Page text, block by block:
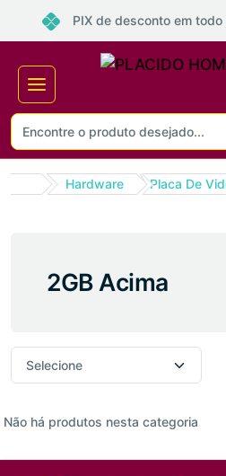
PIX de desconto em
Hardware Placa De
2GB Acima
Não há produtos nesta categoria